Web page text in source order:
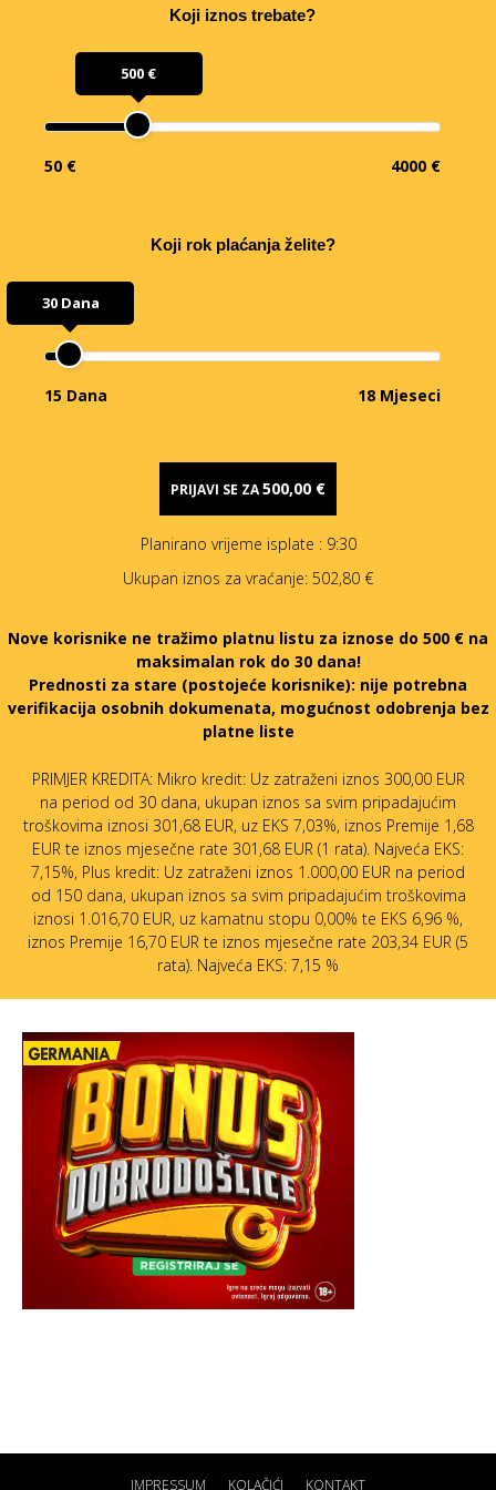
Koji iznos trebate?
500 €
50 € 4000 €
Koji rok plaćanja želite?
30 Dana
15 Dana 18 Mjeseci
PRIJAVI SE ZA500,00 €
Planirano vrijeme isplate : 9:30
Ukupan iznos za vraćanje: 502,80 €
Nove korisnike ne tražimo platnu listu za iznose do 500 € na
maksimalan rok do 30 dana!
Prednosti za stare (postojeće korisnike): nije potrebna
verifikacija osobnih dokumenata, mogućnost odobrenja bez
platne liste
PRIMJER KREDITA: Mikro kredit: Uz zatraženi iznos 300,00 EUR
na period od 30 dana, ukupan iznos sa svim pripadajućim
troškovima iznosi 301,68 EUR, uz EKS 7,03%, iznos Premije 1,68
EUR te iznos mjesečne rate 301,68 EUR (1 rata). Najveća EKS:
7,15%, Plus kredit: Uz zatraženi iznos 1.000,00 EUR na period
od 150 dana, ukupan iznos sa svim pripadajućim troškovima
iznosi 1.016,70 EUR, uz kamatnu stopu 0,00% te EKS 6,96 %,
iznos Premije 16,70 EUR te iznos mjesečne rate 203,34 EUR (5
rata). Najveća EKS: 7,15 %
IMPRESSUM KOLAČIĆI KONTAKT